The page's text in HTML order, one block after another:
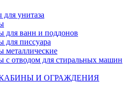
унитаза
для ванн и поддонов
для писсуара
металлические
с отводом для стиральных машин
И ОГРАЖДЕНИЯ